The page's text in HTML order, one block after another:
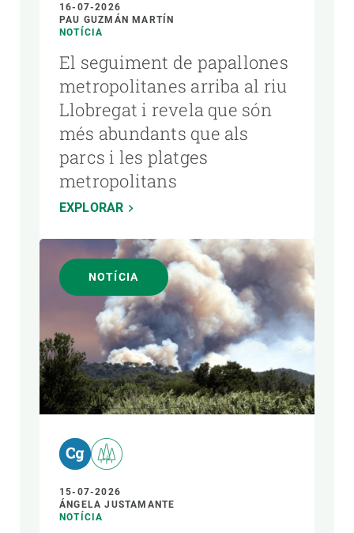
16-07-2026
PAU GUZMÁN MARTÍN
NOTÍCIA
El seguiment de papallones
metropolitanes arriba al riu
Llobregat i revela que són
més abundants que als
parcs i les platges
metropolitans
EXPLORAR
NOTÍCIA
15-07-2026
ÁNGELA JUSTAMANTE
NOTÍCIA